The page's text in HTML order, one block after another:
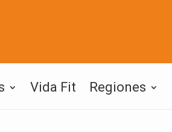
Vida Fit Regiones